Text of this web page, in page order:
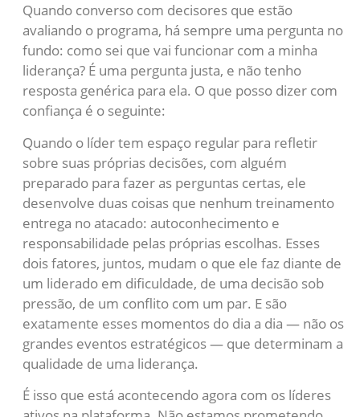
Quando converso com decisores que estão
avaliando o programa, há sempre uma pergunta no
fundo: como sei que vai funcionar com a minha
liderança? É uma pergunta justa, e não tenho
resposta genérica para ela. O que posso dizer com
confiança é o seguinte:
Quando o líder tem espaço regular para refletir
sobre suas próprias decisões, com alguém
preparado para fazer as perguntas certas, ele
desenvolve duas coisas que nenhum treinamento
entrega no atacado: autoconhecimento e
responsabilidade pelas próprias escolhas. Esses
dois fatores, juntos, mudam o que ele faz diante de
um liderado em dificuldade, de uma decisão sob
pressão, de um conflito com um par. E são
exatamente esses momentos do dia a dia — não os
grandes eventos estratégicos — que determinam a
qualidade de uma liderança.
É isso que está acontecendo agora com os líderes